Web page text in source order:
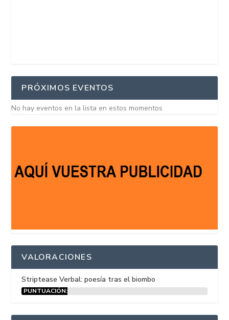
PRÓXIMOS EVENTOS
No hay eventos en la lista en estos momentos
VALORACIONES
Striptease Verbal: poesía tras el biombo
PUNTUACIÓN: